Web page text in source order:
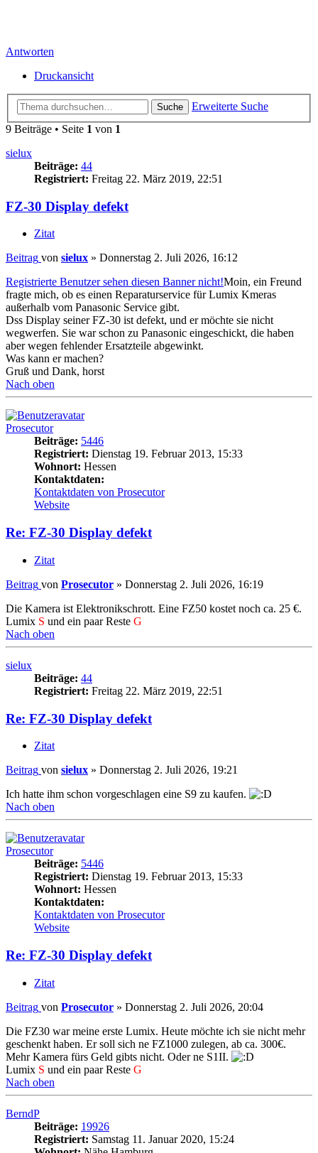
Antworten
Druckansicht
Suche
Erweiterte Suche
9 Beiträge • Seite 1 von 1
sielux
Beiträge: 44
Registriert: Freitag 22. März 2019, 22:51
FZ-30 Display defekt
Zitat
Beitrag von sielux » Donnerstag 2. Juli 2026, 16:12
Registrierte Benutzer sehen diesen Banner nicht!Moin, ein Freund
fragte mich, ob es einen Reparaturservice für Lumix Kmeras
außerhalb vom Panasonic Service gibt.
Dss Display seiner FZ-30 ist defekt, und er möchte sie nicht
wegwerfen. Sie war schon zu Panasonic eingeschickt, die haben
aber wegen fehlender Ersatzteile abgewinkt.
Was kann er machen?
Gruß und Dank, horst
Nach oben
Prosecutor
Beiträge: 5446
Registriert: Dienstag 19. Februar 2013, 15:33
Wohnort: Hessen
Kontaktdaten:
Kontaktdaten von Prosecutor
Website
Re: FZ-30 Display defekt
Zitat
Beitrag von Prosecutor » Donnerstag 2. Juli 2026, 16:19
Die Kamera ist Elektronikschrott. Eine FZ50 kostet noch ca. 25 €.
Lumix S und ein paar Reste G
Nach oben
sielux
Beiträge: 44
Registriert: Freitag 22. März 2019, 22:51
Re: FZ-30 Display defekt
Zitat
Beitrag von sielux » Donnerstag 2. Juli 2026, 19:21
Ich hatte ihm schon vorgeschlagen eine S9 zu kaufen.
Nach oben
Prosecutor
Beiträge: 5446
Registriert: Dienstag 19. Februar 2013, 15:33
Wohnort: Hessen
Kontaktdaten:
Kontaktdaten von Prosecutor
Website
Re: FZ-30 Display defekt
Zitat
Beitrag von Prosecutor » Donnerstag 2. Juli 2026, 20:04
Die FZ30 war meine erste Lumix. Heute möchte ich sie nicht mehr
geschenkt haben. Er soll sich ne FZ1000 zulegen, ab ca. 300€.
Mehr Kamera fürs Geld gibts nicht. Oder ne S1II.
Lumix S und ein paar Reste G
Nach oben
BerndP
Beiträge: 19926
Registriert: Samstag 11. Januar 2020, 15:24